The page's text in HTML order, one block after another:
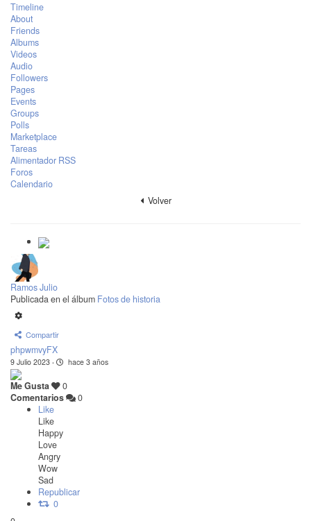
Timeline
About
Friends
Albums
Videos
Audio
Followers
Pages
Events
Groups
Polls
Marketplace
Tareas
Alimentador RSS
Foros
Calendario
Volver
Ramos Julio
Publicada en el álbum Fotos de historia
Compartir
phpwmvyFX
9 Julio 2023 · hace 3 años
Me Gusta
0
Comentarios
0
Like
Like
Happy
Love
Angry
Wow
Sad
Republicar
0